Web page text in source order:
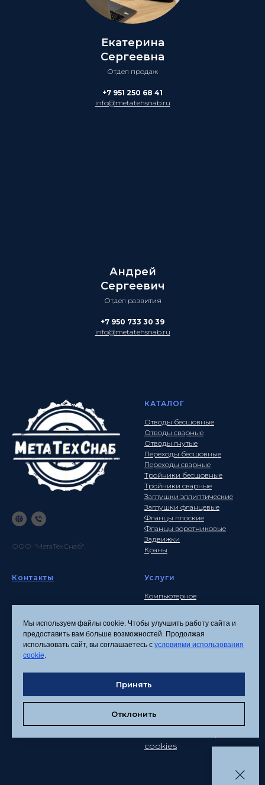
Екатерина
Сергеевна
Отдел продаж
+7 951 250 68 41
info@metatehsnab.ru
Андрей
Сергеевич
Отдел развития
+7 950 733 30 39
info@metatehsnab.ru
ООО "МетаТехСнаб"
КАТАЛОГ
Отводы бесшовные
Отводы сварные
Отводы гнутые
Переходы бесшовные
Переходы сварные
Тройники бесшовные
Тройники сварные
Заглушки эллиптические
Заглушки фланцевые
Фланцы плоские
Фланцы воротниковые
Задвижки
Краны
Контакты
info@metatehsnab.ru
Услуги
Компьютерное
моделирование
Изделия по чертежам
Политика
конфиденциальности
Согласие на обработку
cookies
Мы используем файлы cookie. Чтобы улучшить работу сайта и
предоставить вам больше возможностей. Продолжая
использовать сайт, вы соглашаетесь с условиями использования
cookie.
Принять
Отклонить